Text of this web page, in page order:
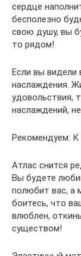
сердце
бесполезно
свою душу, вы
то рядом!
Если вы видели
наслаждения.
удовольствия,
наслаждений,
Рекомендуем: К
Атлас снится
Вы будете
полюбит вас, а
боитесь, что
влюблен,
существом!